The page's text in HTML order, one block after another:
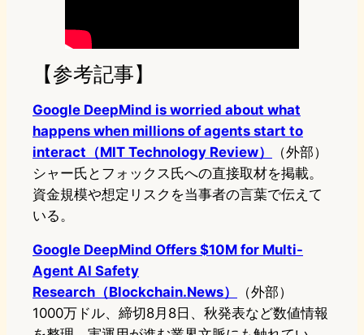
【参考記事】
Google DeepMind is worried about what
happens when millions of agents start to
interact（MIT Technology Review）
（外部）
シャー氏とフォックス氏への直接取材を掲載。
資金規模や想定リスクを当事者の言葉で伝えて
いる。
Google DeepMind Offers $10M for Multi-
Agent AI Safety
Research（Blockchain.News）
（外部）
1000万ドル、締切8月8日、秋発表など数値情報